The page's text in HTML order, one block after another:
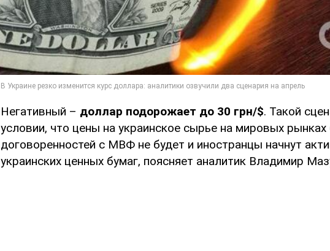
Негативный – доллар подорожает до 30 грн/$. Такой
условии, что цены на украинское сырье на мировых рынках
договоренностей с МВФ не будет и иностранцы начнут
украинских ценных бумаг, поясняет аналитик Владимир